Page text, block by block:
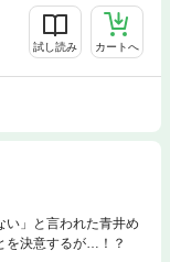
試し読み カートへ
い」と言われた青井め
を決意するが…！？